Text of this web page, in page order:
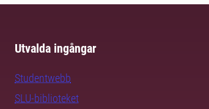
Utvalda ingångar
Studentwebb
SLU-biblioteket